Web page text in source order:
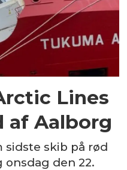
Lines
af Aalborg
sidste skib på rød
onsdag den 22.